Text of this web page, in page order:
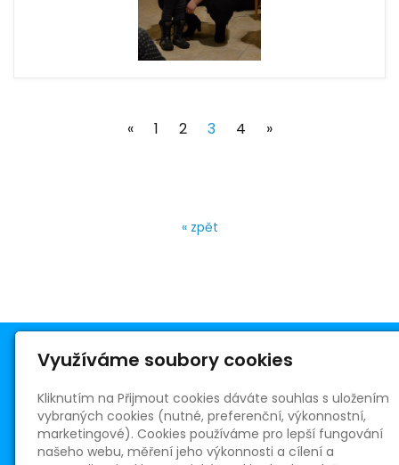
« 1 2 3(current)
4 »
« zpět
Římskokatolická farnost Telnice
Masarykovo nám. 5
664 59 Telnice
Využíváme soubory cookies
Kliknutím na Přijmout cookies dáváte souhlas s uložením
vybraných cookies (nutné, preferenční, výkonnostní,
marketingové). Cookies používáme pro lepší fungování
našeho webu, měření jeho výkonnosti a cílení a